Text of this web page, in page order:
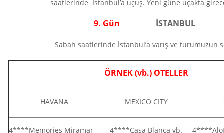
saatlerinde İstanbul’a uçuş. Yeni güne uçakta
9. Gün İSTANBUL
Sabah saatlerinde İstanbul’a varış ve turumuzun
ÖRNEK (vb.) OTELLER
HAVANA MEXICO CITY
4****Memories Miramar 4****Casa Blanca vb.